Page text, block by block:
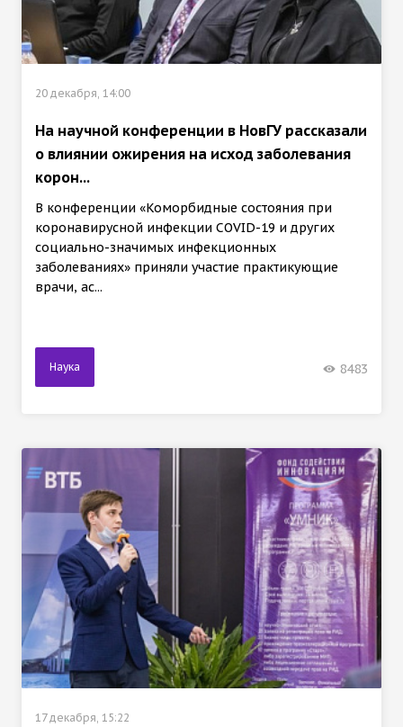
20 декабря, 14:00
На научной конференции в НовГУ рассказали
о влиянии ожирения на исход заболевания
корон...
В конференции «Коморбидные состояния при
коронавирусной инфекции COVID-19 и других
социально-значимых инфекционных
заболеваниях» приняли участие практикующие
врачи, ас...
Наука 8483
17 декабря, 15:22